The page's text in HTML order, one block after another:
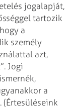
jogalapját,
tartozik
a
személy
azt,
Jogi
a